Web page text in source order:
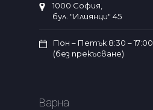
1000 София,
бул. "Илиянци" 45
Пон – Петък 8:30 – 17:00
(без прекъсване)
Варна